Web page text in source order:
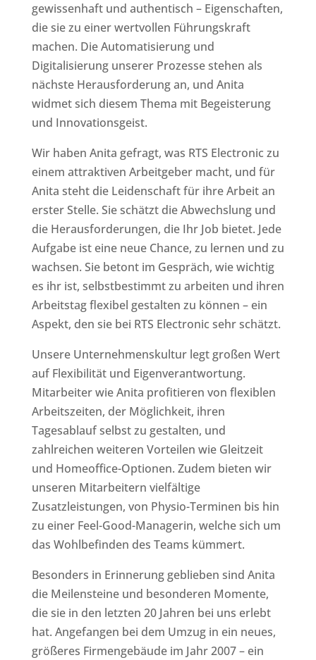
gewissenhaft und authentisch – Eigenschaften,
die sie zu einer wertvollen Führungskraft
machen. Die Automatisierung und
Digitalisierung unserer Prozesse stehen als
nächste Herausforderung an, und Anita
widmet sich diesem Thema mit Begeisterung
und Innovationsgeist.
Wir haben Anita gefragt, was RTS Electronic zu
einem attraktiven Arbeitgeber macht, und für
Anita steht die Leidenschaft für ihre Arbeit an
erster Stelle. Sie schätzt die Abwechslung und
die Herausforderungen, die Ihr Job bietet. Jede
Aufgabe ist eine neue Chance, zu lernen und zu
wachsen. Sie betont im Gespräch, wie wichtig
es ihr ist, selbstbestimmt zu arbeiten und ihren
Arbeitstag flexibel gestalten zu können – ein
Aspekt, den sie bei RTS Electronic sehr schätzt.
Unsere Unternehmenskultur legt großen Wert
auf Flexibilität und Eigenverantwortung.
Mitarbeiter wie Anita profitieren von flexiblen
Arbeitszeiten, der Möglichkeit, ihren
Tagesablauf selbst zu gestalten, und
zahlreichen weiteren Vorteilen wie Gleitzeit
und Homeoffice-Optionen. Zudem bieten wir
unseren Mitarbeitern vielfältige
Zusatzleistungen, von Physio-Terminen bis hin
zu einer Feel-Good-Managerin, welche sich um
das Wohlbefinden des Teams kümmert.
Besonders in Erinnerung geblieben sind Anita
die Meilensteine und besonderen Momente,
die sie in den letzten 20 Jahren bei uns erlebt
hat. Angefangen bei dem Umzug in ein neues,
größeres Firmengebäude im Jahr 2007 – ein